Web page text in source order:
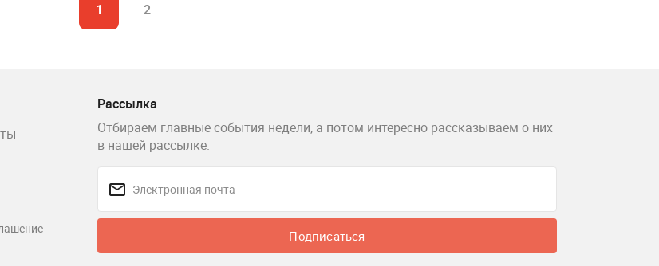
1 2
Рассылка
Отбираем главные события недели, а потом интересно рассказываем о них
в нашей рассылке.
Подписаться